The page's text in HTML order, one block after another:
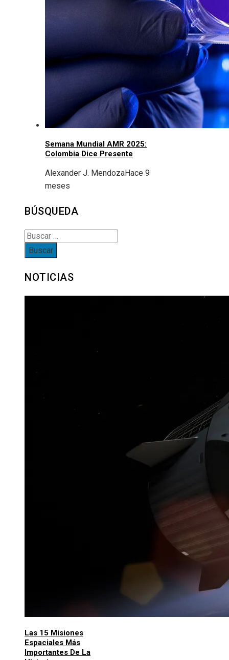
Semana Mundial AMR 2025:
Colombia Dice Presente
Alexander J. MendozaHace 9
meses
BÚSQUEDA
Buscar:
NOTICIAS
Las 15 Misiones
Espaciales Más
Importantes De La